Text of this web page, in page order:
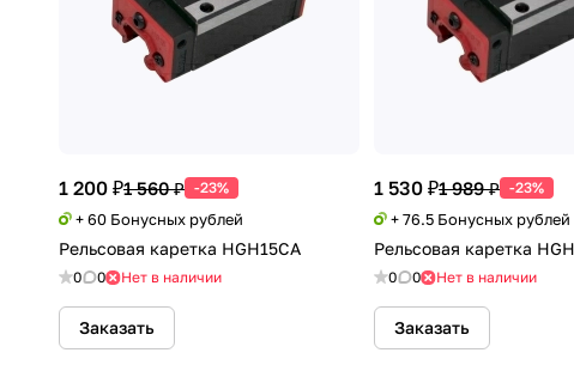
1 200 ₽1 560 ₽ -23%
+ 60 Бонусных рублей
Рельсовая каретка HGH15CA
0 0 Нет в наличии
Заказать
1 530 ₽1 989 ₽ -23%
+ 76.5 Бонусных рублей
Рельсовая каретка
0 0 Нет в наличии
Заказать